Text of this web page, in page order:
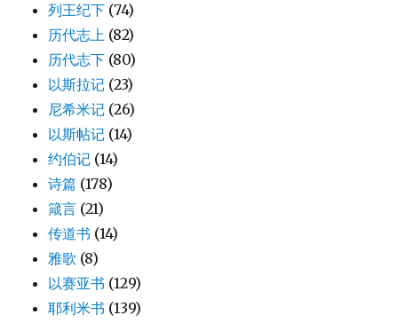
列王纪下 (74)
历代志上 (82)
历代志下 (80)
以斯拉记 (23)
尼希米记 (26)
以斯帖记 (14)
约伯记 (14)
诗篇 (178)
箴言 (21)
传道书 (14)
雅歌 (8)
以赛亚书 (129)
耶利米书 (139)